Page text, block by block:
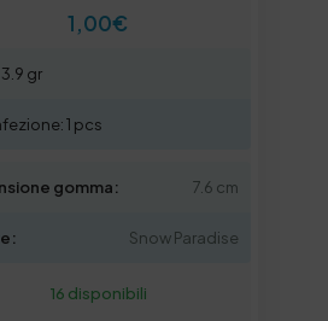
1,00€
gr
1 pcs
gomma: 7.6 cm
Snow Paradise
16 disponibili